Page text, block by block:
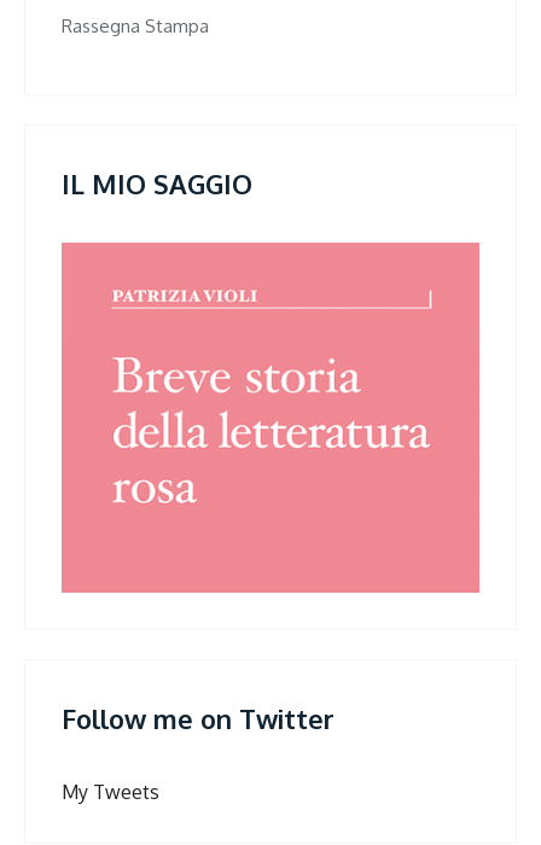
Rassegna Stampa
IL MIO SAGGIO
Follow me on Twitter
My Tweets